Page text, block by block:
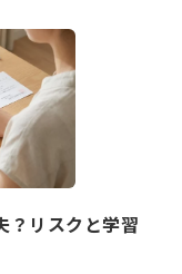
？リスクと学習